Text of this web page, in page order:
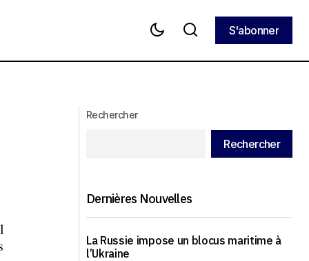
S'abonner
Rechercher
Rechercher
Dernières Nouvelles
La Russie impose un blocus maritime à
l’Ukraine